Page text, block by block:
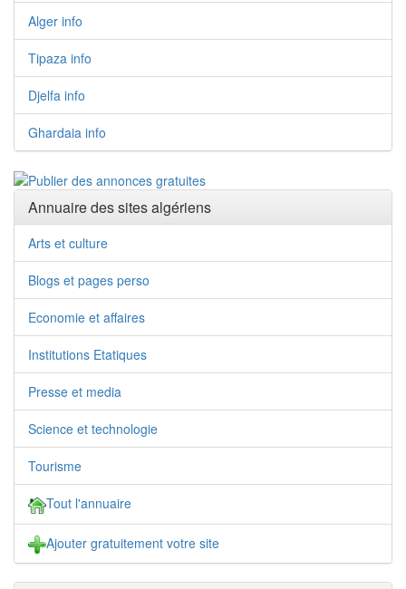
Alger info
Tipaza info
Djelfa info
Ghardaia info
Annuaire des sites algériens
Arts et culture
Blogs et pages perso
Economie et affaires
Institutions Etatiques
Presse et media
Science et technologie
Tourisme
Tout l'annuaire
Ajouter gratuitement votre site